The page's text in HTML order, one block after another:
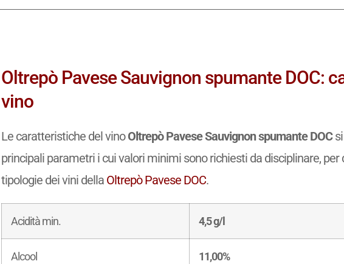
Oltrepò Pavese Sauvignon spumante DOC:
vino
Le caratteristiche del vinoOltrepò Pavese Sauvignon spumante DOCsi
principali parametri i cui valori minimi sono richiesti da disciplinare,
tipologie dei vini della Oltrepò Pavese DOC.
Acidità min. 4,5 g/l
Alcool 11,00%